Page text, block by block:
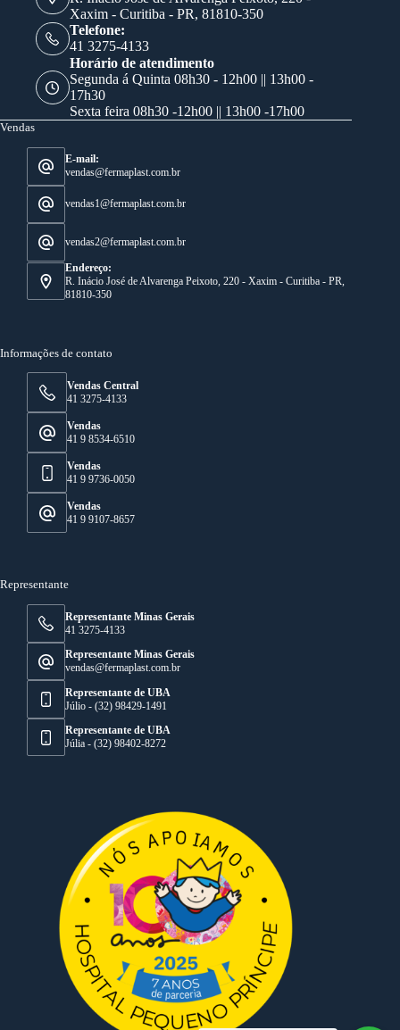
Xaxim - Curitiba - PR, 81810-350
Telefone:
41 3275-4133
Horário de atendimento
Segunda á Quinta 08h30 - 12h00 || 13h00 -
17h30
Sexta feira 08h30 -12h00 || 13h00 -17h00
Vendas
E-mail:
vendas@fermaplast.com.br
vendas1@fermaplast.com.br
vendas2@fermaplast.com.br
Endereço:
R. Inácio José de Alvarenga Peixoto, 220 - Xaxim - Curitiba - PR,
81810-350
Informações de contato
Vendas Central
41 3275-4133
Vendas
41 9 8534-6510
Vendas
41 9 9736-0050
Vendas
41 9 9107-8657
Representante
Representante Minas Gerais
41 3275-4133
Representante Minas Gerais
vendas@fermaplast.com.br
Representante de UBA
Júlio - (32) 98429-1491
Representante de UBA
Júlia - (32) 98402-8272